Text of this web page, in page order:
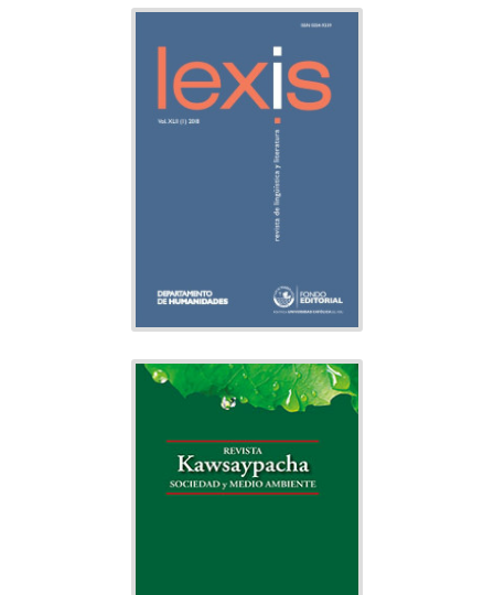
Tema:
Lingüística
Editado por:
Departamento
de Humanidades
Indexado
KAWSAYPACHA:
SOCIEDAD Y MEDIO
AMBIENTE
Tema:
Medio Ambiente
Editado por:
Instituto de la